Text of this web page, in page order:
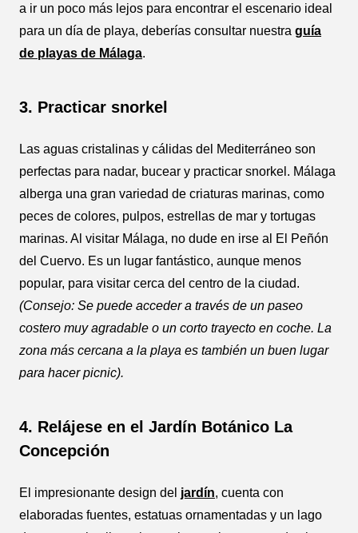
a ir un poco más lejos para encontrar el escenario ideal
para un día de playa, deberías consultar nuestra guía
de playas de Málaga.
3. Practicar snorkel
Las aguas cristalinas y cálidas del Mediterráneo son
perfectas para nadar, bucear y practicar snorkel. Málaga
alberga una gran variedad de criaturas marinas, como
peces de colores, pulpos, estrellas de mar y tortugas
marinas. Al visitar Málaga, no dude en irse al El Peñón
del Cuervo. Es un lugar fantástico, aunque menos
popular, para visitar cerca del centro de la ciudad.
(Consejo: Se puede acceder a través de un paseo
costero muy agradable o un corto trayecto en coche. La
zona más cercana a la playa es también un buen lugar
para hacer picnic).
4. Relájese en el Jardín Botánico La
Concepción
El impresionante design del jardín, cuenta con
elaboradas fuentes, estatuas ornamentadas y un lago